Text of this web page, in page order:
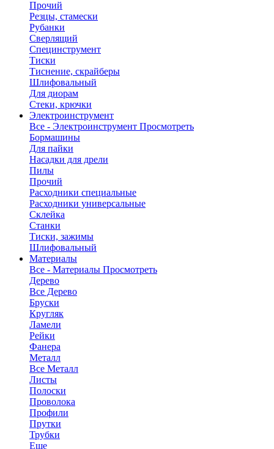
Прочий
Резцы, стамески
Рубанки
Сверлящий
Специнструмент
Тиски
Тиснение, скрайберы
Шлифовальный
Для диорам
Стеки, крючки
Электроинструмент
Все - Электроинструмент Просмотреть
Бормашины
Для пайки
Насадки для дрели
Пилы
Прочий
Расходники специальные
Расходники универсальные
Склейка
Станки
Тиски, зажимы
Шлифовальный
Материалы
Все - Материалы Просмотреть
Дерево
Все Дерево
Бруски
Кругляк
Ламели
Рейки
Фанера
Металл
Все Металл
Листы
Полоски
Проволока
Профили
Прутки
Трубки
Еще